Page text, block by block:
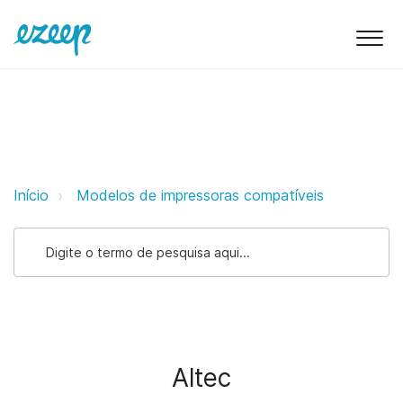
Altec ezeep Support Support
Início Modelos de impressoras compatíveis
Altec